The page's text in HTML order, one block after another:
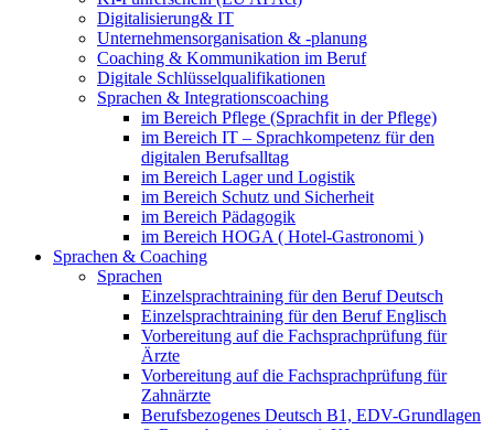
Digitalisierung& IT
Unternehmensorganisation & ‑planung
Coaching & Kommunikation im Beruf
Digitale Schlüsselqualifikationen
Sprachen & Integrationscoaching
im Bereich Pflege (Sprachfit in der Pflege)
im Bereich IT – Sprachkompetenz für den
digitalen Berufsalltag
im Bereich Lager und Logistik
im Bereich Schutz und Sicherheit
im Bereich Pädagogik
im Bereich HOGA ( Hotel-Gastronomi )
Sprachen & Coaching
Sprachen
Einzelsprachtraining für den Beruf Deutsch
Einzelsprachtraining für den Beruf Englisch
Vorbereitung auf die Fachsprachprüfung für
Ärzte
Vorbereitung auf die Fachsprachprüfung für
Zahnärzte
Berufsbezogenes Deutsch B1, EDV-Grundlagen